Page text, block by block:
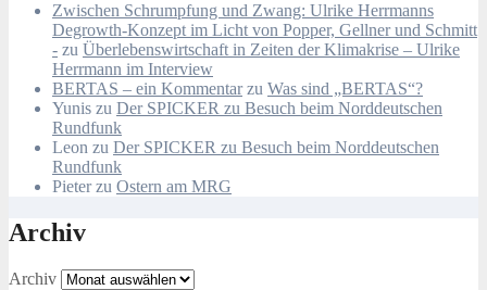
Zwischen Schrumpfung und Zwang: Ulrike Herrmanns
Degrowth-Konzept im Licht von Popper, Gellner und Schmitt
- zu Überlebenswirtschaft in Zeiten der Klimakrise – Ulrike
Herrmann im Interview
BERTAS – ein Kommentarzu Was sind „BERTAS“?
Yunis zu Der SPICKER zu Besuch beim Norddeutschen
Rundfunk
Leon zu Der SPICKER zu Besuch beim Norddeutschen
Rundfunk
Pieterzu Ostern am MRG
Archiv
Archiv